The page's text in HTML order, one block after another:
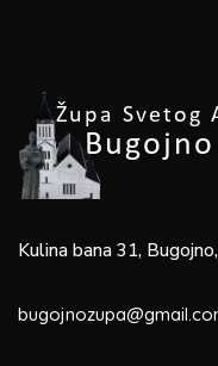
Kulina bana 31,